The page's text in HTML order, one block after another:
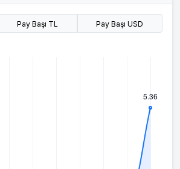
Pay Başı TL Pay Başı USD